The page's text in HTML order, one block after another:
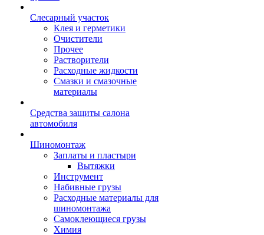
Слесарный участок
Клея и герметики
Очистители
Прочее
Растворители
Расходные жидкости
Смазки и смазочные
материалы
Средства защиты салона
автомобиля
Шиномонтаж
Заплаты и пластыри
Вытяжки
Инструмент
Набивные грузы
Расходные материалы для
шиномонтажа
Самоклеющиеся грузы
Химия